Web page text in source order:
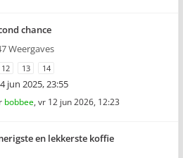
chance
Weergaves
12 13 14
jun 2025, 23:55
bobbee, vr 12 jun 2026, 12:23
en lekkerste koffie